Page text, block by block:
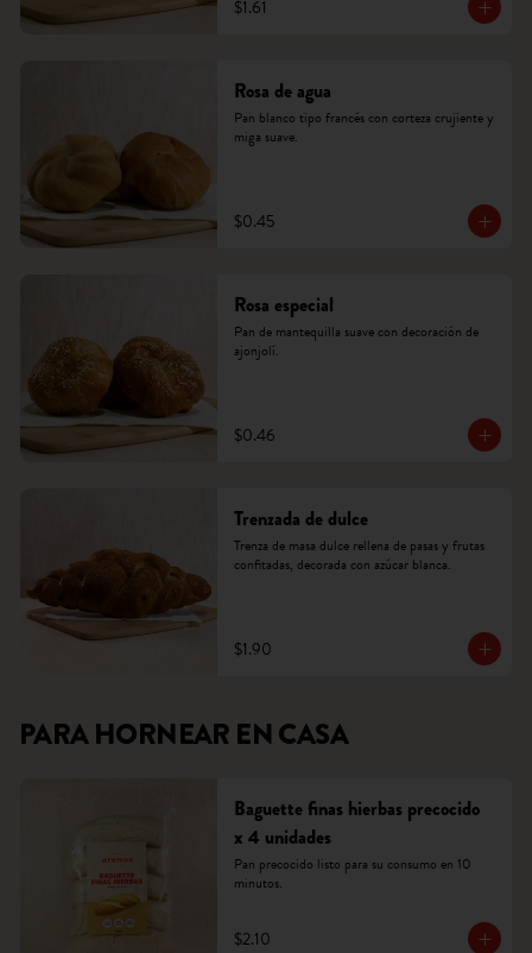
$1.61
Rosa de agua
Pan blanco tipo francés con corteza crujiente y
miga suave.
$0.45
Rosa especial
Pan de mantequilla suave con decoración de
ajonjolí.
$0.46
Trenzada de dulce
Trenza de masa dulce rellena de pasas y frutas
confitadas, decorada con azúcar blanca.
$1.90
PARA HORNEAR EN CASA
Baguette finas hierbas precocido
x 4 unidades
Pan precocido listo para su consumo en 10
minutos.
$2.10